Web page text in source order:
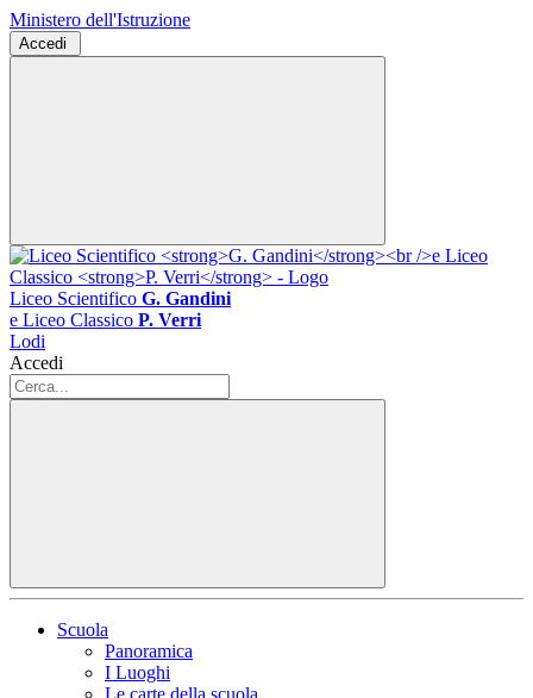
Ministero dell'Istruzione
Accedi
Liceo Scientifico G. Gandini
e Liceo Classico P. Verri
Lodi
Accedi
Scuola
Panoramica
I Luoghi
Le carte della scuola